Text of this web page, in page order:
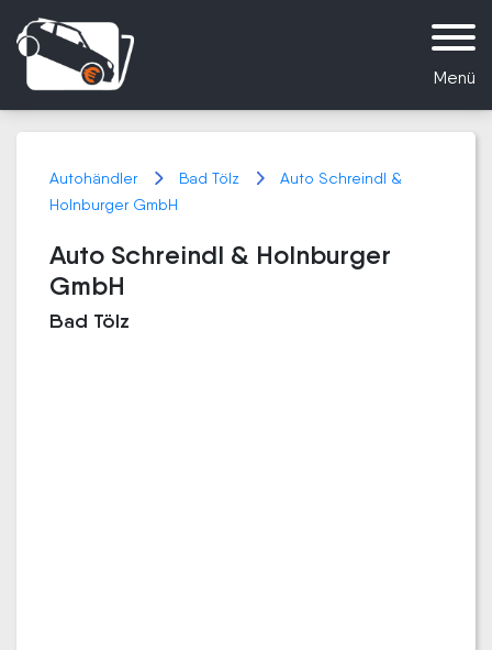
Menü
Autohändler Bad Tölz
Auto Schreindl &
Holnburger GmbH
Auto Schreindl & Holnburger
GmbH
Bad Tölz